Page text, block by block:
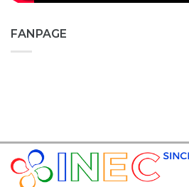
FANPAGE